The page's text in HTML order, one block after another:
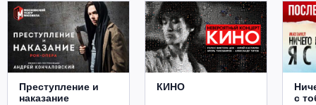
Преступление и
наказание
КИНО
с